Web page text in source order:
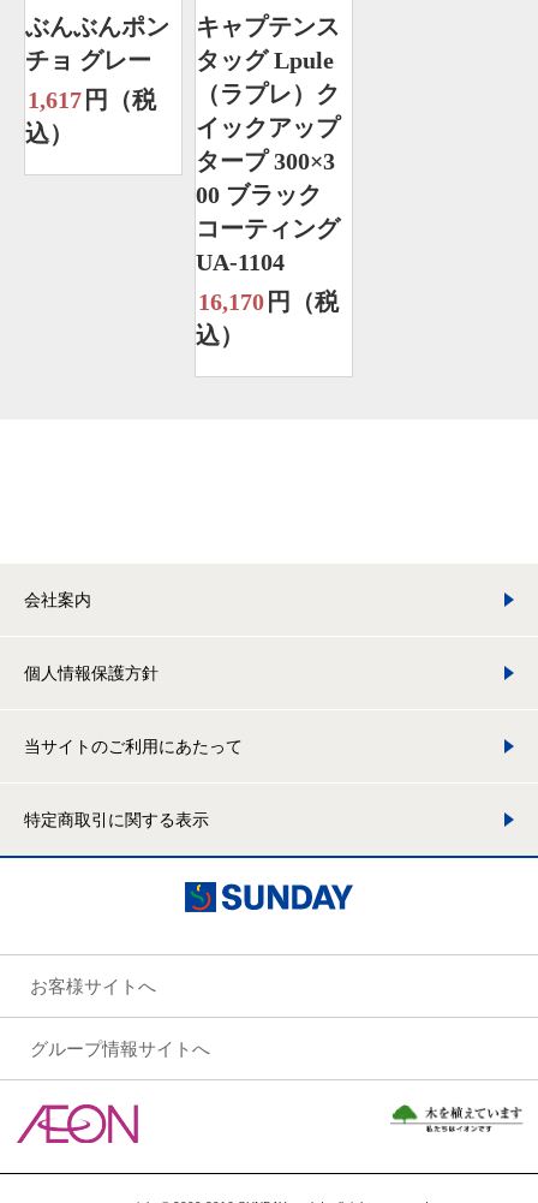
ぶんぶんポン
チョ グレー
1,617 円（税
込）
キャプテンス
タッグ Lpule
（ラプレ）ク
イックアップ
タープ 300×3
00 ブラック
コーティング
UA-1104
16,170 円（税
込）
会社案内
個人情報保護方針
当サイトのご利用にあたって
特定商取引に関する表示
お客様サイトへ
グループ情報サイトへ